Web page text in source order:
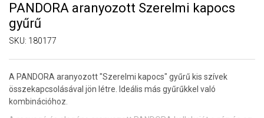
PANDORA aranyozott Szerelmi kapocs
gyűrű
SKU: 180177
A PANDORA aranyozott "Szerelmi kapocs" gyűrű kis szívek
összekapcsolásával jön létre. Ideális más gyűrűkkel való
kombinációhoz.